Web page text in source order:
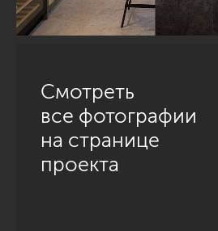
Смотреть
все фотографии
на странице
проекта